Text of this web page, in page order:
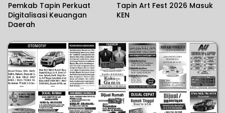
Pemkab Tapin Perkuat
Digitalisasi Keuangan
Daerah
Tapin Art Fest 2026 Masuk
KEN